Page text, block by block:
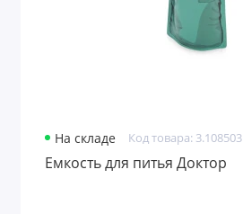
На складе Код товара: 3.108503
Емкость для питья Доктор